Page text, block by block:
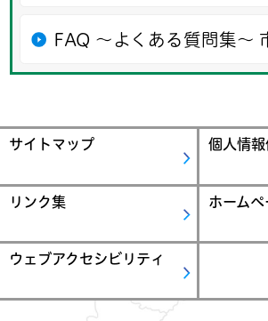
FAQ ～よくある質問集～
サイトマップ 個人情
リンク集 ホーム
ウェブアクセシビリティ